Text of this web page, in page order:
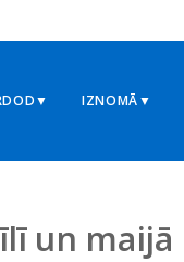
IZNOMĀ▼
un maijā